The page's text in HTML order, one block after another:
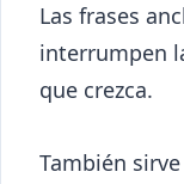
Las frases
interrumpen
que crezca.
También